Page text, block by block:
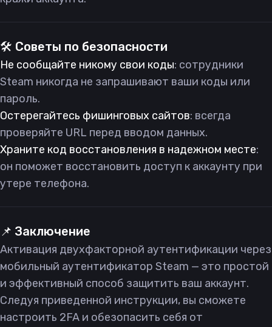
🛠️ Советы по безопасности
Не сообщайте никому свои коды: сотрудники
Steam никогда не запрашивают ваши коды или
пароль.
Остерегайтесь фишинговых сайтов: всегда
проверяйте URL перед вводом данных.
Храните код восстановления в надежном месте:
он поможет восстановить доступ к аккаунту при
утере телефона.
📌 Заключение
Активация двухфакторной аутентификации через
мобильный аутентификатор Steam — это простой
и эффективный способ защитить ваш аккаунт.
Следуя приведенной инструкции, вы сможете
настроить 2FA и обезопасить себя от